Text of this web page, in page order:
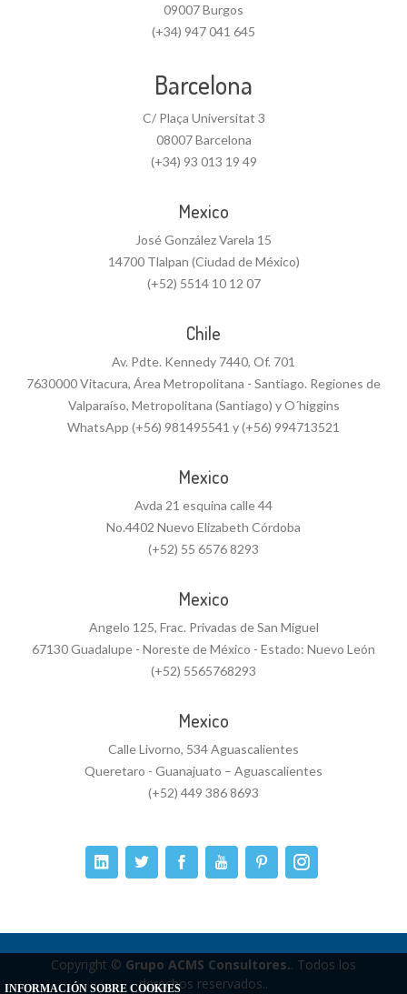
09007 Burgos
(+34) 947 041 645
Barcelona
C/ Plaça Universitat 3
08007 Barcelona
(+34) 93 013 19 49
Mexico
José González Varela 15
14700 Tlalpan (Ciudad de México)
(+52) 5514 10 12 07
Chile
Av. Pdte. Kennedy 7440, Of. 701
7630000 Vitacura, Área Metropolitana - Santiago. Regiones de
Valparaíso, Metropolitana (Santiago) y O´higgins
WhatsApp (+56) 981495541 y (+56) 994713521
Mexico
Avda 21 esquina calle 44
No.4402 Nuevo Elizabeth Córdoba
(+52) 55 6576 8293
Mexico
Angelo 125, Frac. Privadas de San Miguel
67130 Guadalupe - Noreste de México - Estado: Nuevo León
(+52) 5565768293
Mexico
Calle Livorno, 534 Aguascalientes
Queretaro - Guanajuato – Aguascalientes
(+52) 449 386 8693
Copyright © Grupo ACMS Consultores.. Todos los
derechos reservados..
INFORMACIÓN SOBRE COOKIES